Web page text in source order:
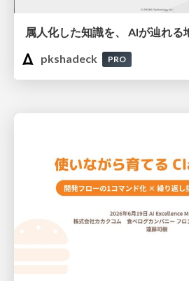
属人化した知識を、 AIが辿れる
pkshadeck
PRO